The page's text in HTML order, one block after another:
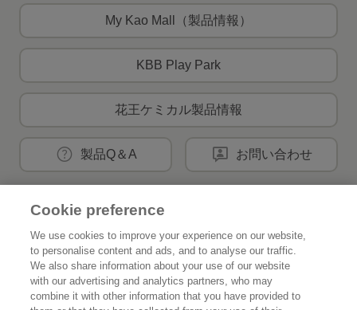
My Kao Mall（製品情報）
KBB Play Park
花王ケミカル製品情報
製品Q＆A お問い合わせ
花王公式SNSアカウント
Home 花王について
Cookie preference
We use cookies to improve your experience on our website,
to personalise content and ads, and to analyse our traffic.
We also share information about your use of our website
with our advertising and analytics partners, who may
combine it with other information that you have provided to